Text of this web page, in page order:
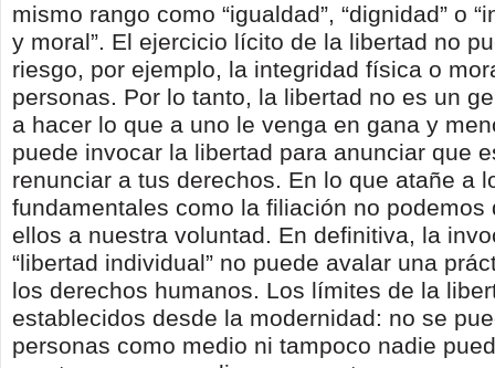
mismo rango como “igualdad”, “dignidad” o
y moral”. El ejercicio lícito de la libertad no
riesgo, por ejemplo, la integridad física o
personas. Por lo tanto, la libertad no es un
a hacer lo que a uno le venga en gana y
puede invocar la libertad para anunciar que
renunciar a tus derechos. En lo que atañe a
fundamentales como la filiación no podemos
ellos a nuestra voluntad. En definitiva, la
“libertad individual” no puede avalar una
los derechos humanos. Los límites de la
establecidos desde la modernidad: no se
personas como medio ni tampoco nadie